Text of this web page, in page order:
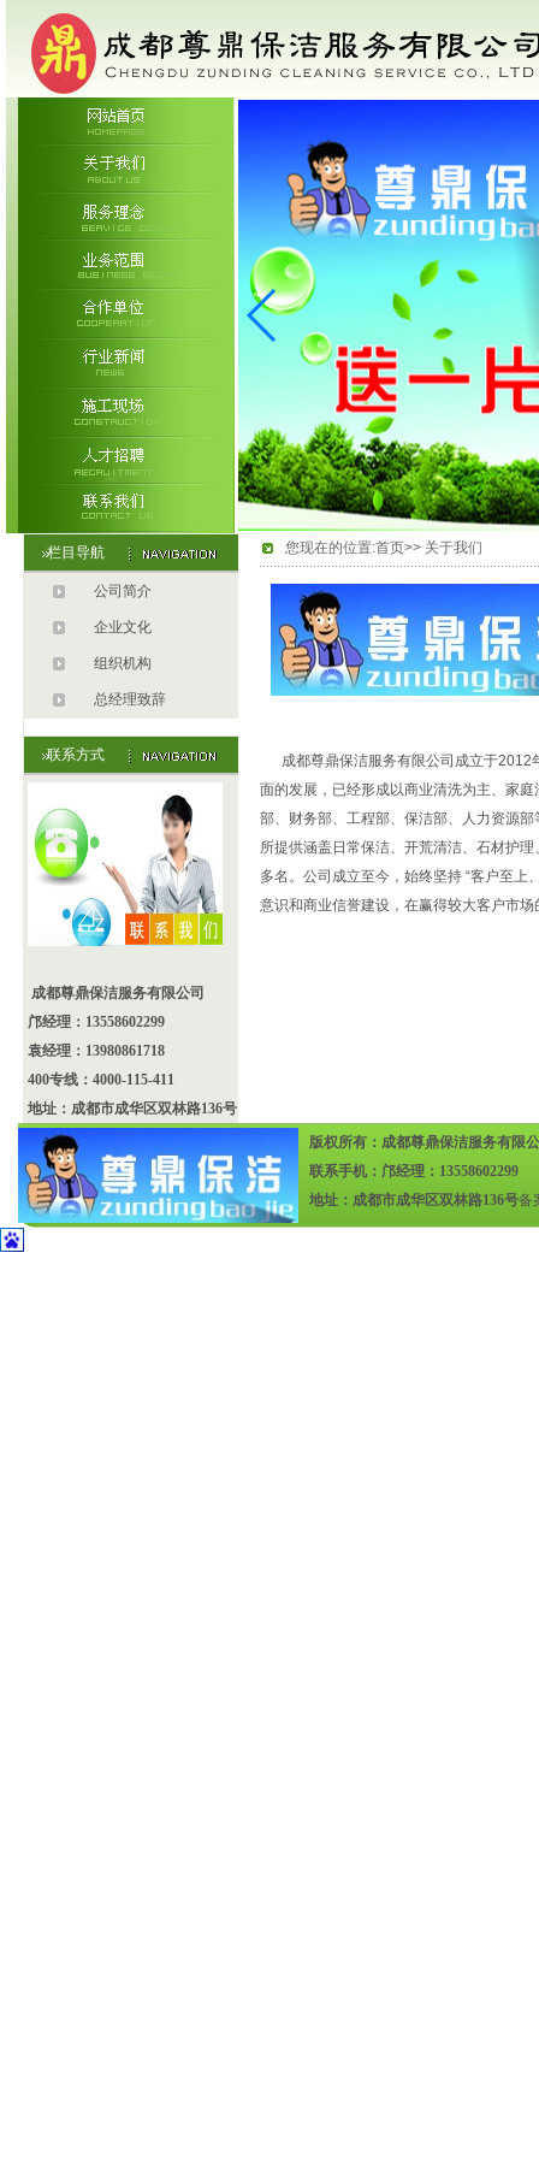
栏目导航
公司简介
企业文化
组织机构
总经理致辞
联系方式
成都尊鼎保洁服务有限公司
邝经理：13558602299
袁经理：13980861718
400专线：4000-115-411
地址：成都市成华区双林路136号
您现在的位置:首页>> 关于我们
成都尊鼎保洁服务有限公司成立于2012
面的发展，已经形成以商业清洗为主、家
部、财务部、工程部、保洁部、人力资源
所提供涵盖日常保洁、开荒清洁、石材护
多名。公司成立至今，始终坚持 “客户至上
意识和商业信誉建设，在赢得较大客户市
版权所有：成都尊鼎保洁服务有限
联系手机：邝经理：13558602299
地址：成都市成华区双林路136号备